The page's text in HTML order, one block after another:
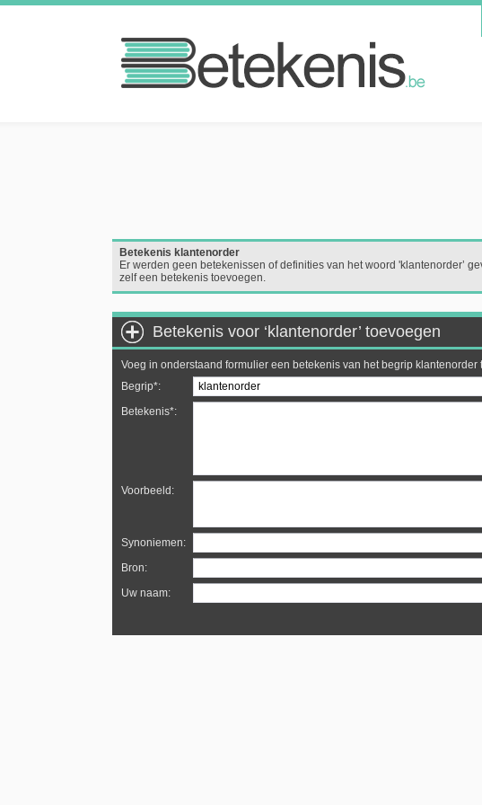
Betekenis klantenorder
Er werden geen betekenissen of definities van het woord 'klantenorder’
zelf een betekenis toevoegen.
Betekenis voor ‘klantenorder’ toevoegen
Voeg in onderstaand formulier een betekenis van het begrip klantenorder
Begrip*:
Betekenis*:
Voorbeeld:
Synoniemen:
Bron:
Uw naam: